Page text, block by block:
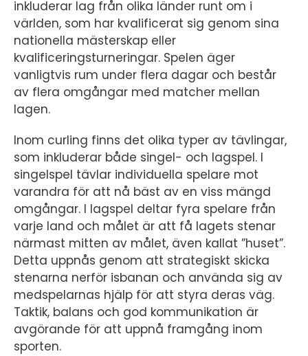
inkluderar lag från olika länder runt om i
världen, som har kvalificerat sig genom sina
nationella mästerskap eller
kvalificeringsturneringar. Spelen äger
vanligtvis rum under flera dagar och består
av flera omgångar med matcher mellan
lagen.
Inom curling finns det olika typer av tävlingar,
som inkluderar både singel- och lagspel. I
singelspel tävlar individuella spelare mot
varandra för att nå bäst av en viss mängd
omgångar. I lagspel deltar fyra spelare från
varje land och målet är att få lagets stenar
närmast mitten av målet, även kallat ”huset”.
Detta uppnås genom att strategiskt skicka
stenarna nerför isbanan och använda sig av
medspelarnas hjälp för att styra deras väg.
Taktik, balans och god kommunikation är
avgörande för att uppnå framgång inom
sporten.